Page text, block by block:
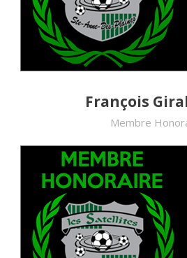
François
Membre